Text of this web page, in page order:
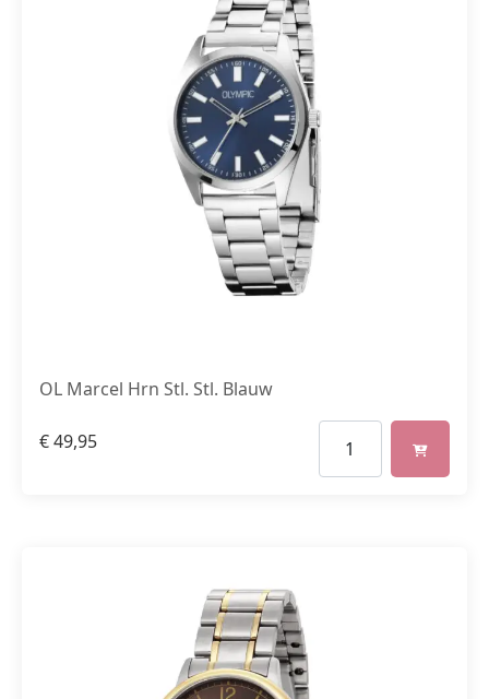
OL Marcel Hrn Stl. Stl. Blauw
€49,95